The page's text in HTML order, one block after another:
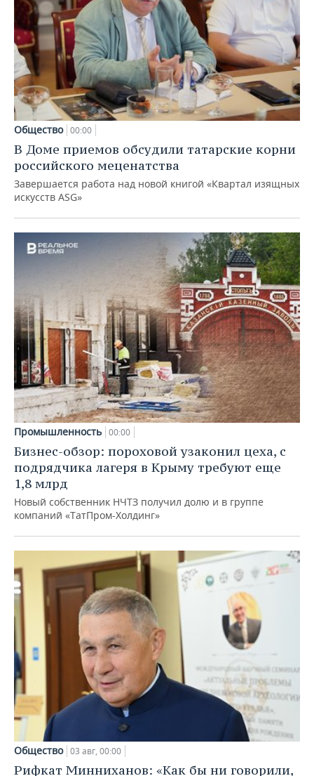
Общество 00:00
В Доме приемов обсудили татарские корни
российского меценатства
Завершается работа над новой книгой «Квартал изящных
искусств ASG»
Промышленность 00:00
Бизнес-обзор: пороховой узаконил цеха, с
подрядчика лагеря в Крыму требуют еще
1,8 млрд
Новый собственник НЧТЗ получил долю и в группе
компаний «ТатПром-Холдинг»
Общество 03 авг, 00:00
Рифкат Минниханов: «Как бы ни говорили,